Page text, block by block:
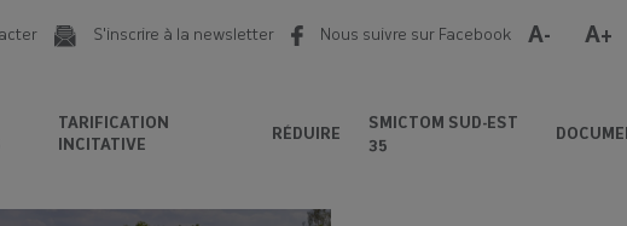
S'inscrire à la newsletter Nous suivre sur Facebook A- A+
TARIFICATION
INCITATIVE
RÉDUIRE
SMICTOM SUD-EST
35